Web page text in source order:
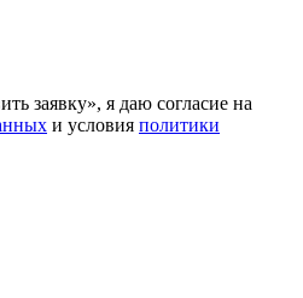
заявку», я даю согласие на
и условия политики